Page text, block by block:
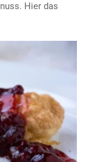
Hier das